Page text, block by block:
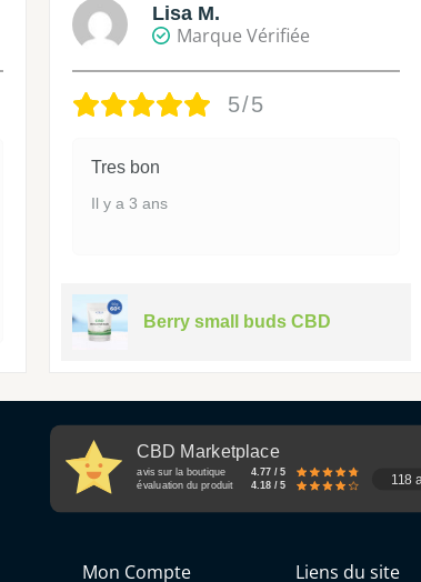
Lisa M.
Marque Vérifiée
5/5
Tres bon
Il y a 3 ans
Berry small buds CBD
CBD Marketplace
avis sur la boutique
4.77 / 5
évaluation du produit
4.18 / 5 118
Mon Compte Liens du site